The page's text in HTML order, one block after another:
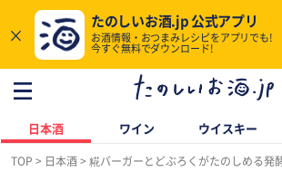
×
たのしいお酒.jp 公式アプリ
お酒情報・おつまみレシピをアプリでも!
今すぐ無料でダウンロード!
日本酒 ワイン ウイスキー
TOP 日本酒 糀バーガーとどぶろくがたのしめる発酵酒場「金沢天晴 山藤濁酒